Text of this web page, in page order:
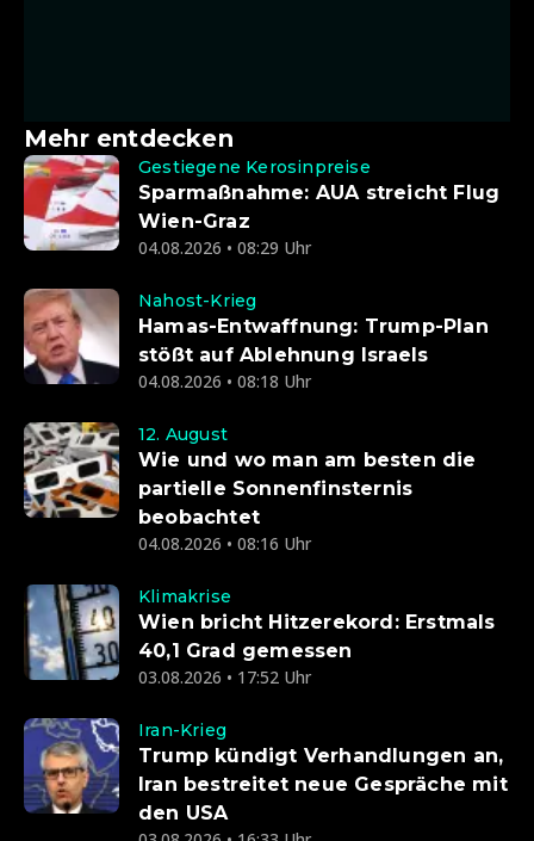
Mehr entdecken
Gestiegene Kerosinpreise
Sparmaßnahme: AUA streicht Flug
Wien-Graz
04.08.2026 • 08:29 Uhr
Nahost-Krieg
Hamas-Entwaffnung: Trump-Plan
stößt auf Ablehnung Israels
04.08.2026 • 08:18 Uhr
12. August
Wie und wo man am besten die
partielle Sonnenfinsternis
beobachtet
04.08.2026 • 08:16 Uhr
Klimakrise
Wien bricht Hitzerekord: Erstmals
40,1 Grad gemessen
03.08.2026 • 17:52 Uhr
Iran-Krieg
Trump kündigt Verhandlungen an,
Iran bestreitet neue Gespräche mit
den USA